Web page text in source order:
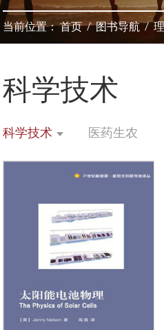
当前位置：首页/图书导航 /
科学技术
科学技术 医药生农